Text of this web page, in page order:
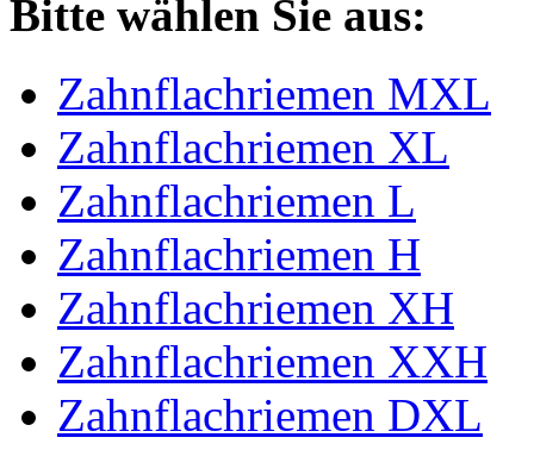
Bitte wählen Sie aus:
Zahnflachriemen MXL
Zahnflachriemen XL
Zahnflachriemen L
Zahnflachriemen H
Zahnflachriemen XH
Zahnflachriemen XXH
Zahnflachriemen DXL